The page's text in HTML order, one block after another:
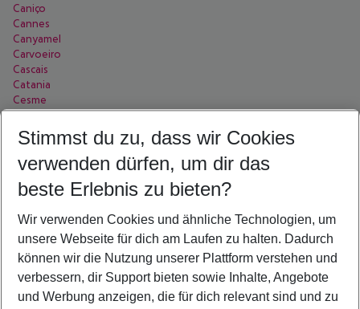
Caniço
Cannes
Canyamel
Carvoeiro
Cascais
Catania
Cesme
Chaweng Beach
Chersonissos
Chicago
Chonburi
Colakli
Colònia de Sant Jordi
Conil de la Frontera
Cordoba
Costa Adeje
Costa Calma
Stimmst du zu, dass wir Cookies
verwenden dürfen, um dir das
beste Erlebnis zu bieten?
Wir verwenden Cookies und ähnliche Technologien, um
unsere Webseite für dich am Laufen zu halten. Dadurch
können wir die Nutzung unserer Plattform verstehen und
verbessern, dir Support bieten sowie Inhalte, Angebote
und Werbung anzeigen, die für dich relevant sind und zu